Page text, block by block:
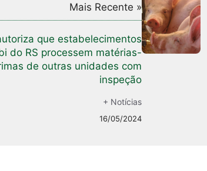
Mais Recente »
que estabelecimentos
do RS processem matérias-
de outras unidades com
inspeção
+ Notícias
16/05/2024